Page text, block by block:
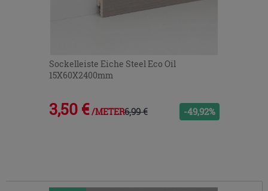
Sockelleiste Eiche Steel Eco Oil
15X60X2400mm
3,50 € /METER6,99 € -49,92%